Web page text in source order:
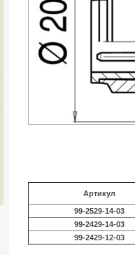
Артикул
99-2529-14-03
99-2429-14-03
99-2429-12-03